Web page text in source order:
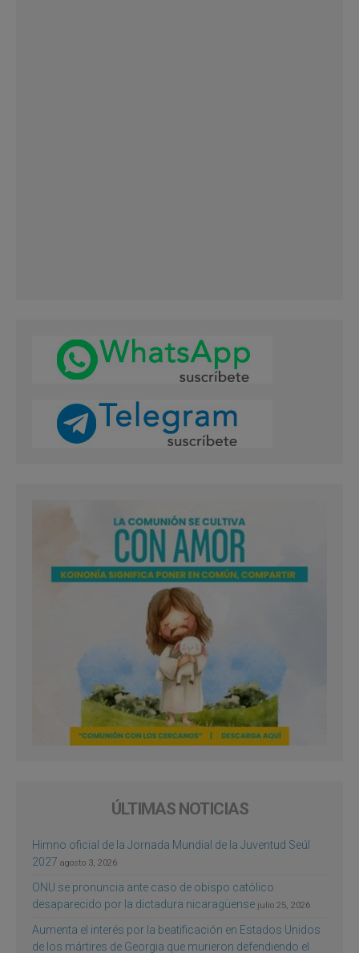
ÚLTIMAS NOTICIAS
Himno oficial de la Jornada Mundial de la Juventud Seúl
2027 agosto 3, 2026
ONU se pronuncia ante caso de obispo católico
desaparecido por la dictadura nicaragüense julio 25, 2026
Aumenta el interés por la beatificación en Estados Unidos
de los mártires de Georgia que murieron defendiendo el